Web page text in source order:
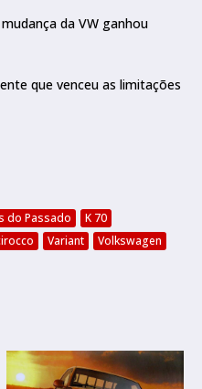
da VW ganhou
que venceu as limitações
do Passado
K 70
Variant
Volkswagen